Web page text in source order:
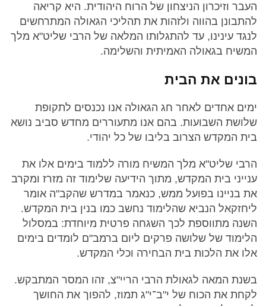
העבר וזיכרון הניצחון של הרוח היהודית. היא קריאה
להתבונן בהווה ולזהות את תהליכי הגאולה המתרחשים
לנגד עינינו, עד להתגלותו המלאה של הרבי שליט"א מלך
המשיח בגאולה האמיתית והשלימה.
בונים את הבית
ימים אחדים לאחר חג הגאולה אנו נכנסים לתקופת
שלושת השבועות. בהם אנו מתעוררים מחדש סביב נושא
בית המקדש הצרוב בליבו של כל יהודי.
הרבי שליט"א מלך המשיח מורה ללמוד בימים אלו את
ענייני בית המקדש, מתוך הידיעה שלימוד זה מזרז ומקרב
את בניינו בפועל ממש, כנאמר במדרש שהקב"ה אומר
ליחזקאל הנביא שהלימוד נחשב כמו בנין בית המקדש.
השנה מתווספת לכך השגחה פרטית מיוחדת: במסלול
הלימוד של שלושה פרקים ליום ברמב"ם לומדים בימים
אלו את הלכות בית הבחירה וכלי המקדש.
בשנת המאה לגאולת הרבי הריי"צ, זהו המסר המתבקש.
לקחת את הכוח של י"ב־י"ג תמוז, להפוך את החושך